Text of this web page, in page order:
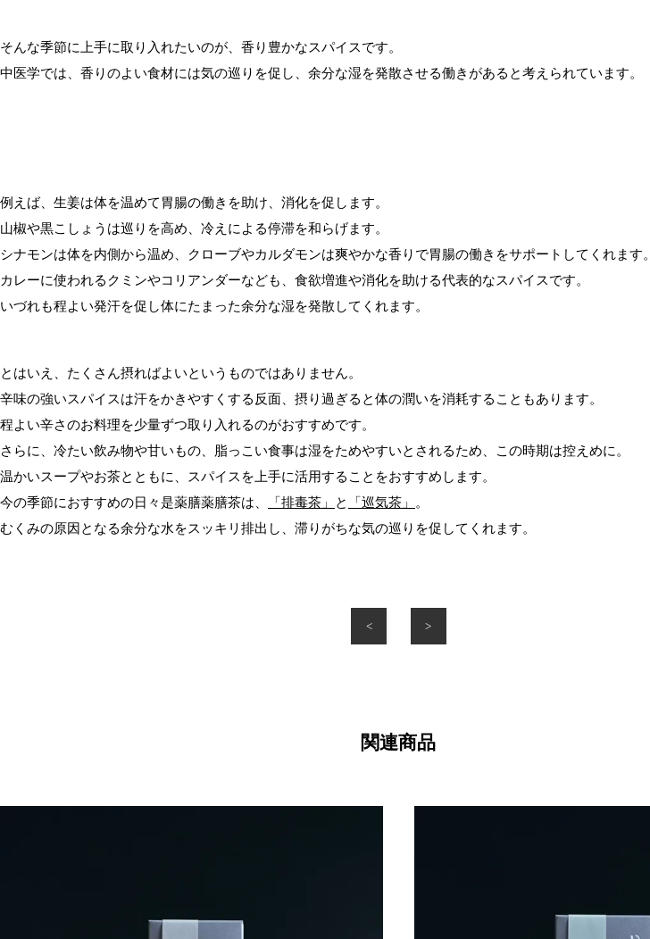
そんな季節に上手に取り入れたいのが、香り豊かなスパイスです。
中医学では、香りのよい食材には気の巡りを促し、余分な湿を発散させる働きがあると考えられています。
例えば、生姜は体を温めて胃腸の働きを助け、消化を促します。
山椒や黒こしょうは巡りを高め、冷えによる停滞を和らげます。
シナモンは体を内側から温め、クローブやカルダモンは爽やかな香りで胃腸の働きをサポートしてくれます。
カレーに使われるクミンやコリアンダーなども、食欲増進や消化を助ける代表的なスパイスです。
いづれも程よい発汗を促し体にたまった余分な湿を発散してくれます。
とはいえ、たくさん摂ればよいというものではありません。
辛味の強いスパイスは汗をかきやすくする反面、摂り過ぎると体の潤いを消耗することもあります。
程よい辛さのお料理を少量ずつ取り入れるのがおすすめです。
さらに、冷たい飲み物や甘いもの、脂っこい食事は湿をためやすいとされるため、この時期は控えめに。
温かいスープやお茶とともに、スパイスを上手に活用することをおすすめします。
今の季節におすすめの日々是薬膳薬膳茶は、
「排毒茶」 と 「巡気茶」 。
むくみの原因となる余分な水をスッキリ排出し、滞りがちな気の巡りを促してくれます。
< >
関連商品